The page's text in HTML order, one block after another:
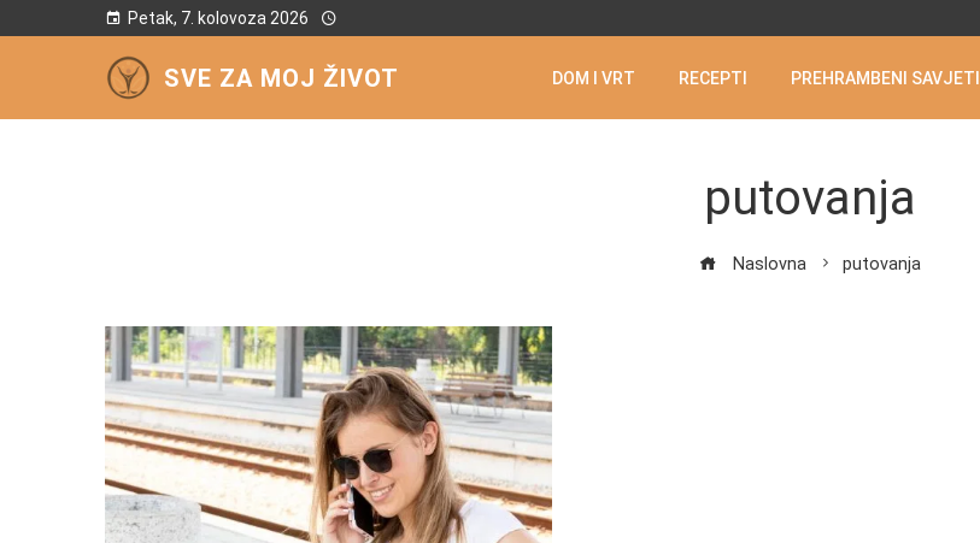
Petak, 7. kolovoza 2026
SVE ZA MOJ ŽIVOT DOM I VRT RECEPTI PREHRAMBENI SAVJETI
putovanja
Naslovna putovanja